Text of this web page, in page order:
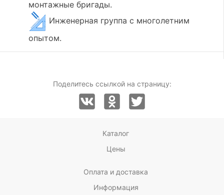
монтажные бригады.
Инженерная группа с многолетним
опытом.
Поделитесь ссылкой на страницу:
Каталог
Цены
Оплата и доставка
Информация